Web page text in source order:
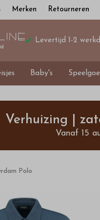
Merken Retourneren
Levertijd 1-2
Baby's
Verhuizing |
Vanaf 15
Polo